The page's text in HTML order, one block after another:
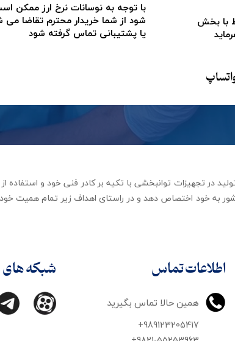
با بخش
با توجه به نوسانات نرخ ارز ممکن
شود از شما خریدار محترم تقاضا
یا پشتیبانی تماس گرفته شود
اطلاعات تماس
همین حالا تماس بگیرید
+989123205417
رهاورد مهر ایرانیان با بیش از 20 سال سابقه تولید در تجهیزات توانبخشی با تکیه بر کادر
به خود اختصاص دهد و در راستای اهداف زیر تمام همیت خود
شبکه